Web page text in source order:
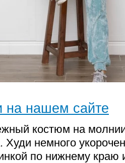
на нашем сайте
костюм на
Худи немного
по нижнему